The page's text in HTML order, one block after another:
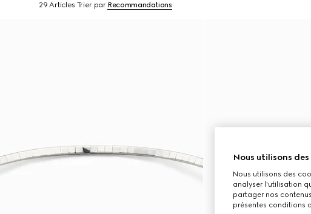
29 Articles Trier par Recommandations
Nous utilisons
Nous utilisons des
analyser l'utilisation
partager nos
présentes conditions